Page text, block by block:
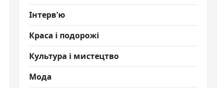
Інтерв'ю
Краса і подорожі
Культура і мистецтво
Мода